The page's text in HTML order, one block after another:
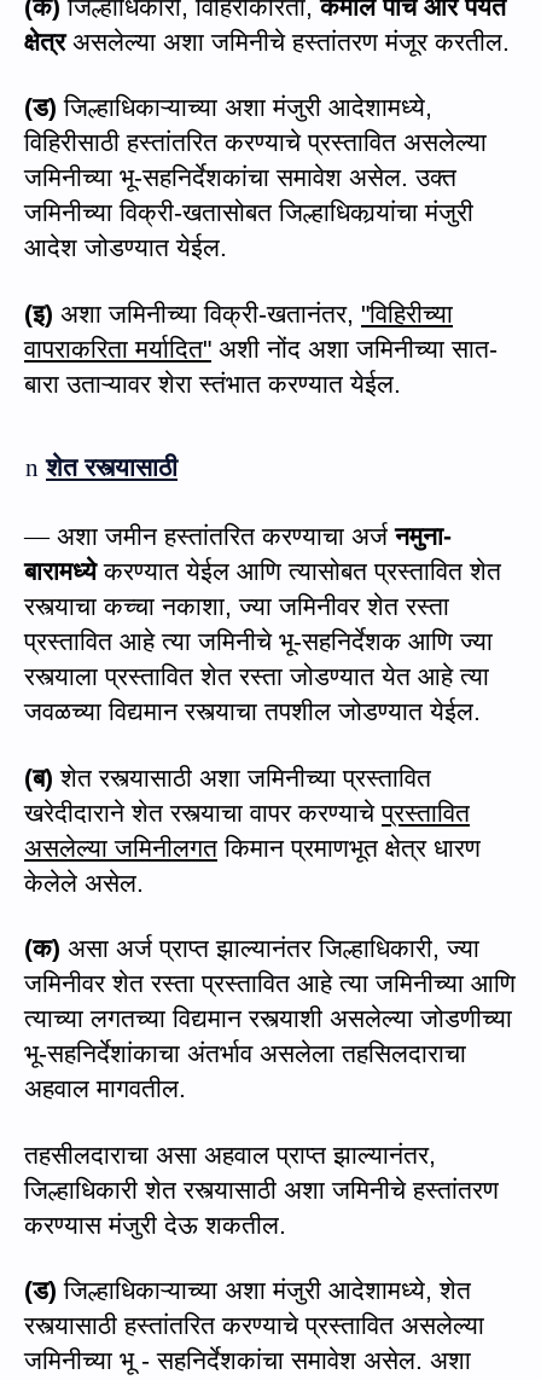
(क) जिल्हाधिकारी,विहिरीकरिता,कमाल पाच आर पर्यंत
क्षेत्रअसलेल्या अशा जमिनीचे हस्तांतरण मंजूर करतील.
(ड) जिल्हाधिकाऱ्याच्या अशा मंजुरी आदेशामध्ये,
विहिरीसाठी हस्तांतरित करण्याचे प्रस्तावित असलेल्या
जमिनीच्या भू-सहनिर्देशकांचा समावेश असेल. उक्त
जमिनीच्या विक्री-खतासोबत जिल्हाधिकार्‍यांचा मंजुरी
आदेश जोडण्यात येईल.
(इ) अशा जमिनीच्या विक्री-खतानंतर, "विहिरीच्या
वापराकरिता मर्यादित" अशी नोंद अशा जमिनीच्यासात-
बाराउताऱ्यावर शेरास्‍तंभातकरण्यात येईल.
n शेत रस्त्यासाठी
—अशाजमीन हस्तांतरित करण्याचा अर्जनमुना-
बारामध्येकरण्यात येईल आणि त्यासोबत प्रस्तावित शेत
रस्त्याचा कच्चा नकाशा,ज्या जमिनीवर शेत रस्ता
प्रस्तावित आहे त्या जमिनीचे भू-सहनिर्देशक आणि ज्या
रस्त्याला प्रस्तावित शेत रस्ता जोडण्यात येत आहे त्या
जवळच्या विद्यमान रस्त्याचा तपशील जोडण्यात येईल.
(ब) शेत रस्त्यासाठी अशा जमिनीच्या प्रस्तावित
खरेदीदाराने शेत रस्त्याचा वापर करण्याचेप्रस्तावित
असलेल्या जमिनीलगत किमान प्रमाणभूत क्षेत्र धारण
केलेले असेल.
(क) असा अर्ज प्राप्त झाल्यानंतर जिल्हाधिकारी, ज्या
जमिनीवर शेत रस्ता प्रस्तावित आहे त्या जमिनीच्या आणि
त्याच्या लगतच्या विद्यमान रस्त्याशी असलेल्या जोडणीच्या
भू-सहनिर्देशांकाचा अंतर्भाव असलेला तहसिलदाराचा
अहवाल मागवतील.
तहसीलदाराचा असा अहवाल प्राप्त झाल्यानंतर,
जिल्हाधिकारी शेत रस्त्यासाठी अशा जमिनीचे हस्तांतरण
करण्यास मंजुरी देऊ शकतील.
(ड) जिल्हाधिकाऱ्याच्या अशा मंजुरी आदेशामध्ये,शेत
रस्त्यासाठी हस्तांतरित करण्याचे प्रस्तावित असलेल्या
जमिनीच्या भू - सहनिर्देशकांचा समावेश असेल. अशा